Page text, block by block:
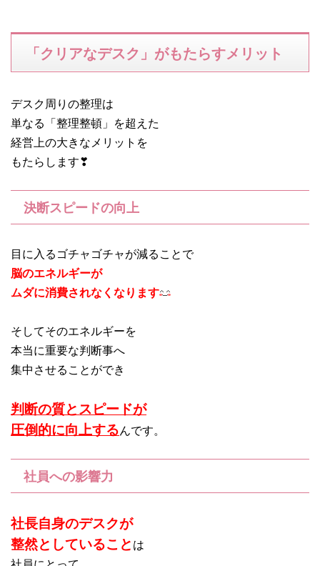
「クリアなデスク」がもたらすメリット
デスク周りの整理は
単なる「整理整頓」を超えた
経営上の大きなメリットを
もたらします❣
決断スピードの向上
目に入るゴチャゴチャが減ることで
脳のエネルギーが
ムダに消費されなくなります
そしてそのエネルギーを
本当に重要な判断事へ
集中させることができ
判断の質とスピードが
圧倒的に向上するんです。
社員への影響力
社長自身のデスクが
整然としていることは